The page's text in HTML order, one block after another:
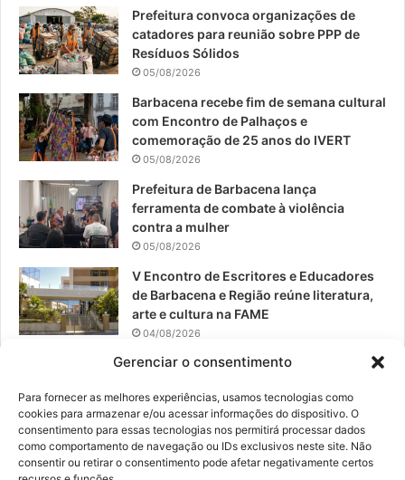
Gerenciar o consentimento
Para fornecer as melhores experiências, usamos tecnologias como
cookies para armazenar e/ou acessar informações do dispositivo. O
consentimento para essas tecnologias nos permitirá processar dados
como comportamento de navegação ou IDs exclusivos neste site. Não
consentir ou retirar o consentimento pode afetar negativamente certos
b
o
k
u
b
a
a
Prefeitura convoca organizações de
catadores para reunião sobre PPP de
Resíduos Sólidos
05/08/2026
Barbacena recebe fim de semana cultural
com Encontro de Palhaços e
comemoração de 25 anos do IVERT
05/08/2026
Prefeitura de Barbacena lança
ferramenta de combate à violência
contra a mulher
05/08/2026
V Encontro de Escritores e Educadores
de Barbacena e Região reúne literatura,
arte e cultura na FAME
04/08/2026
Teatro da Pedra apresenta novo
04/08/2026